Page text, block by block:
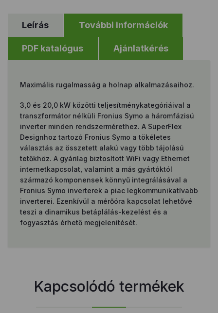
Leírás További információk
PDF katalógus Ajánlatkérés
Maximális rugalmasság a holnap alkalmazásaihoz.
3,0 és 20,0 kW közötti teljesítménykategóriáival a
transzformátor nélküli Fronius Symo a háromfázisú
inverter minden rendszermérethez. A SuperFlex
Designhoz tartozó Fronius Symo a tökéletes
választás az összetett alakú vagy több tájolású
tetőkhöz. A gyárilag biztosított WiFi vagy Ethernet
internetkapcsolat, valamint a más gyártóktól
származó komponensek könnyű integrálásával a
Fronius Symo inverterek a piac legkommunikatívabb
inverterei. Ezenkívül a mérőóra kapcsolat lehetővé
teszi a dinamikus betáplálás-kezelést és a
fogyasztás érhető megjelenítését.
Kapcsolódó termékek